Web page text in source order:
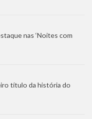
nas ‘Noites com
título da história do